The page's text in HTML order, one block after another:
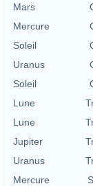
Mars
Mercure
Soleil
Uranus
Soleil
Lune
Lune
Jupiter
Uranus
Mercure